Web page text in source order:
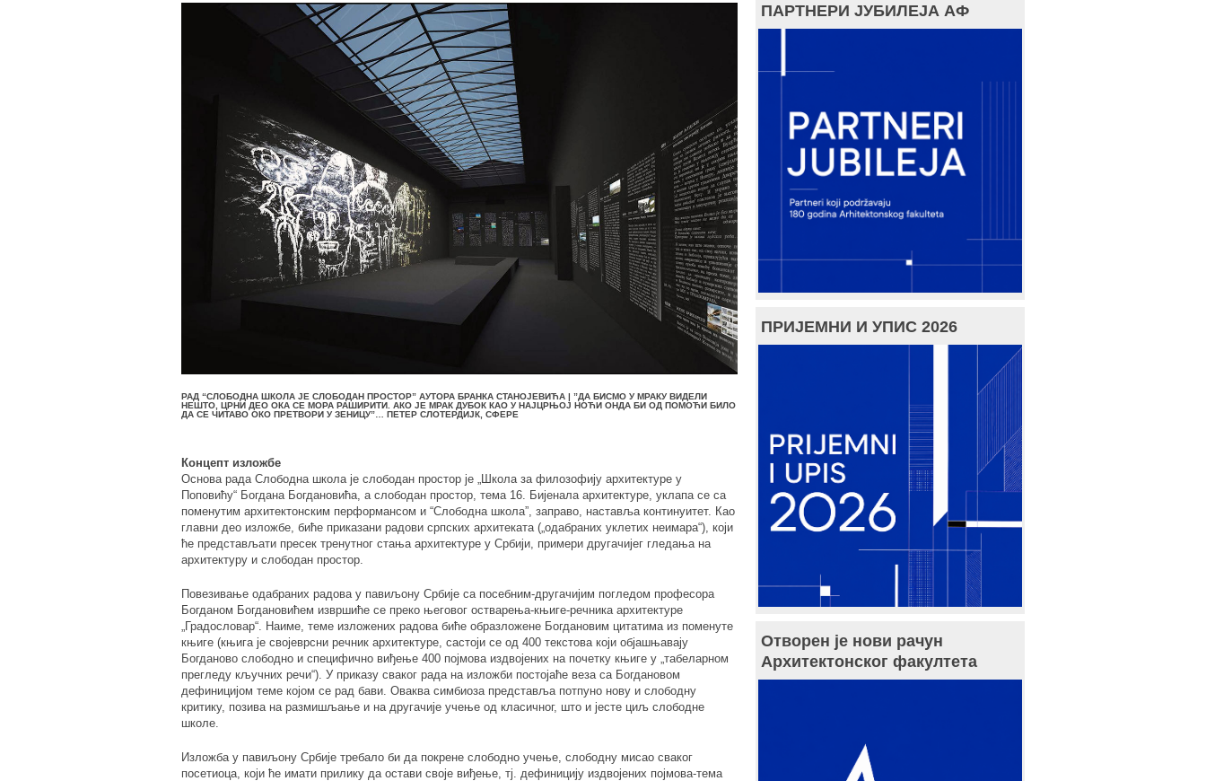
РАД “СЛОБОДНА ШКОЛА ЈЕ СЛОБОДАН ПРОСТОР” АУТОРА БРАНКА СТАНОЈЕВИЋА | ”ДА БИСМО У МРАКУ ВИДЕЛИ
НЕШТО, ЦРНИ ДЕО ОКА СЕ МОРА РАШИРИТИ. АКО ЈЕ МРАК ДУБОК КАО У НАЈЦРЊОЈ НОЋИ ОНДА БИ ОД ПОМОЋИ БИЛО
ДА СЕ ЧИТАВО ОКО ПРЕТВОРИ У ЗЕНИЦУ”… ПЕТЕР СЛОТЕРДИЈК, СФЕРЕ
Концепт изложбе
Основа рада Слободна школа је слободан простор је „Школа за филозофију архитектуре у
Поповићу“ Богдана Богдановића, а слободан простор, тема 16. Бијенала архитектуре, уклапа се са
поменутим архитектонским перформансом и “Слободна школа”, заправо, наставља континуитет. Као
главни део изложбе, биће приказани радови српских архитеката („одабраних уклетих неимара“), који
ће представљати пресек тренутног стања архитектуре у Србији, примери другачијег гледања на
архитектуру и слободан простор.
Повезивање одабраних радова у павиљону Србије са посебним-другачијим погледом професора
Богданом Богдановићем извршиће се преко његовог остварења-књиге-речника архитектуре
„Градословар“. Наиме, теме изложених радова биће образложене Богдановим цитатима из поменуте
књиге (књига је својеврсни речник архитектуре, састоји се од 400 текстова који објашњавају
Богданово слободно и специфично виђење 400 појмова издвојених на почетку књиге у „табеларном
прегледу кључних речи“). У приказу сваког рада на изложби постојаће веза са Богдановом
дефиницијом теме којом се рад бави. Оваква симбиоза представља потпуно нову и слободну
критику, позива на размишљање и на другачије учење од класичног, што и јесте циљ слободне
школе.
Изложба у павиљону Србије требало би да покрене слободно учење, слободну мисао сваког
посетиоца, који ће имати прилику да остави своје виђење, тј. дефиницију издвојених појмова-тема
ПАРТНЕРИ ЈУБИЛЕЈА АФ
ПРИЈЕМНИ И УПИС 2026
Отворен је нови рачун
Архитектонског факултета